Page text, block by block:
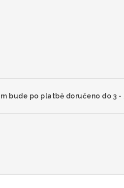
bude po platbě doručeno do 3 -